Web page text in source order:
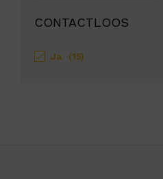
CONTACTLOOS
Ja (15)